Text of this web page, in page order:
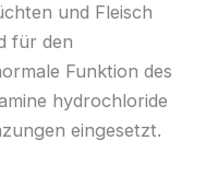
und Fleisch
für den
Funktion des
hydrochloride
eingesetzt.